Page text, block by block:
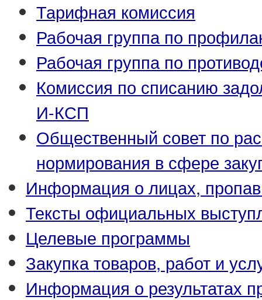
Тарифная комиссия
Рабочая группа по
Рабочая группа по
Комиссия по списанию
И-КСП
Общественный совет по
нормирования в сфере
Информация о лицах,
Тексты официальных
Целевые программы
Закупка товаров, работ и
Информация о результатах